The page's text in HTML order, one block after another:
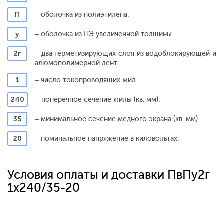
П – оболочка из полиэтилена.
у – оболочка из ПЭ увеличенной толщины.
2г
– два герметизирующих слоя из водоблокирующей и
алюмополимерной лент.
1
– число токопроводящих жил.
240 – поперечное сечение жилы (кв. мм).
35 – минимальное сечение медного экрана (кв. мм).
20 – номинальное напряжение в киловольтах.
Условия оплаты и доставки ПвПу2г
1x240/35-20